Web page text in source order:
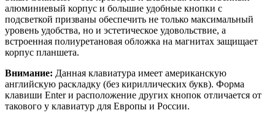
алюминиевый корпус и большие удобные кнопки с
подсветкой призваны обеспечить не только максимальный
уровень удобства, но и эстетическое удовольствие, а
встроенная полиуретановая обложка на магнитах защищает
корпус планшета.
Внимание: Данная клавиатура имеет американскую
английскую раскладку (без кириллических букв). Форма
клавиши Enter и расположение других кнопок отличается от
такового у клавиатур для Европы и России.